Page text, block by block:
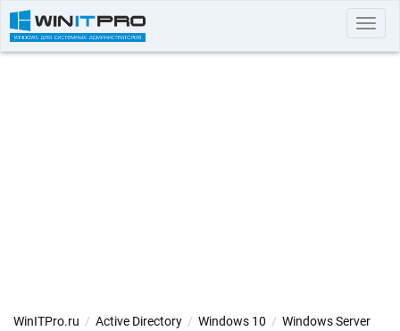
WinITPro.ru / Active Directory / Windows 10 / Windows Server